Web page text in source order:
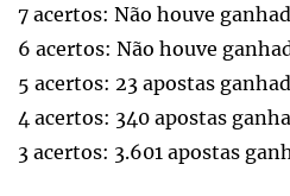
7 acertos: Não houve
6 acertos: Não houve
5 acertos: 23 apostas
4 acertos: 340 apostas
3 acertos: 3.601 apostas